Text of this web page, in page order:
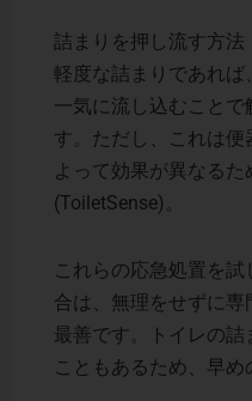
詰まりを押し流す方法
軽度な詰まりであれ
一気に流し込むことで
す。ただし、これは
よって効果が異なる
(ToiletSense)。
これらの応急処置を
合は、無理をせずに
最善です。トイレの
こともあるため、早め